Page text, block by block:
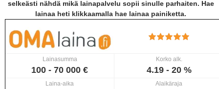
selkeästi nähdä mikä lainapalvelu sopii sinulle parhaiten. Hae
lainaa heti klikkaamalla hae lainaa painiketta.
Lainasumma
100 - 70 000 €
Korko alk.
4.19 - 20 %
Laina-aika Alaikäraja